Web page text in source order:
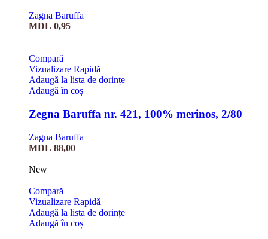
Zagna Baruffa
MDL 0,95
Compară
Vizualizare Rapidă
Adaugă la lista de dorințe
Adaugă în coș
Zegna Baruffa nr. 421, 100% merinos, 2/80
Zagna Baruffa
MDL 88,00
New
Compară
Vizualizare Rapidă
Adaugă la lista de dorințe
Adaugă în coș